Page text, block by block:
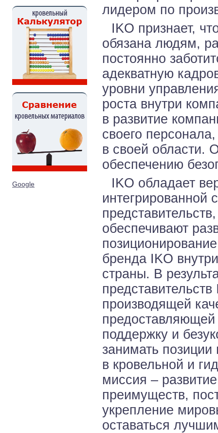
Google
лидером по
IKO признает,
обязана людям,
постоянно
адекватную
уровни
роста внутри
в развитие
своего
в своей области.
обеспечению
IKO обладает
интегрированной
обеспечивают
бренда IKO
страны. В
производящей
поддержку и
занимать
в кровельной и
миссия –
преимуществ,
укрепление
оставаться